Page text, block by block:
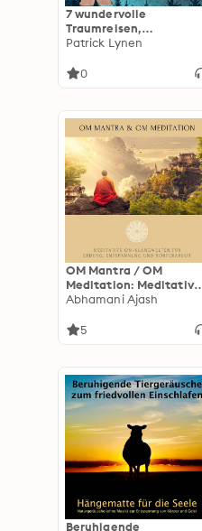
7 wundervolle
Traumreisen,
Fantasiereisen &
für Kinder: Sanfte
Patrick Lynen
0
OM Mantra / OM
Meditation: Meditative
OM-Klangwelten für
und Körperarbeit
Abhamani Ajash
5
Beruhigende